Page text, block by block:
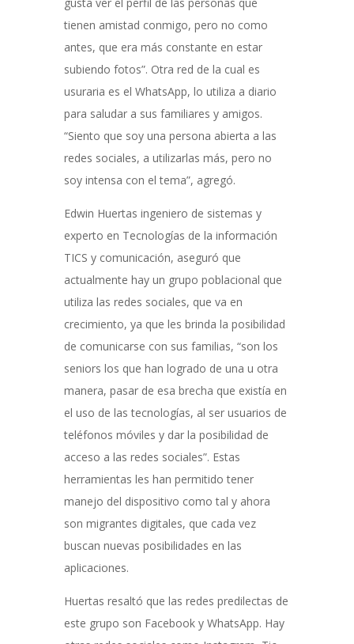
gusta ver el perfil de las personas que
tienen amistad conmigo, pero no como
antes, que era más constante en estar
subiendo fotos”. Otra red de la cual es
usuraria es el WhatsApp, lo utiliza a diario
para saludar a sus familiares y amigos.
“Siento que soy una persona abierta a las
redes sociales, a utilizarlas más, pero no
soy intensa con el tema”, agregó.
Edwin Huertas ingeniero de sistemas y
experto en Tecnologías de la información
TICS y comunicación, aseguró que
actualmente hay un grupo poblacional que
utiliza las redes sociales, que va en
crecimiento, ya que les brinda la posibilidad
de comunicarse con sus familias, “son los
seniors los que han logrado de una u otra
manera, pasar de esa brecha que existía en
el uso de las tecnologías, al ser usuarios de
teléfonos móviles y dar la posibilidad de
acceso a las redes sociales”. Estas
herramientas les han permitido tener
manejo del dispositivo como tal y ahora
son migrantes digitales, que cada vez
buscan nuevas posibilidades en las
aplicaciones.
Huertas resaltó que las redes predilectas de
este grupo son Facebook y WhatsApp. Hay